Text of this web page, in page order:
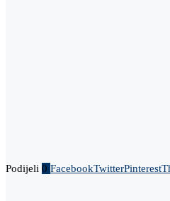
Podijeli 0 FacebookTwitterPinterest